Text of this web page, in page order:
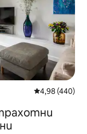
Средна
4,98 (440)